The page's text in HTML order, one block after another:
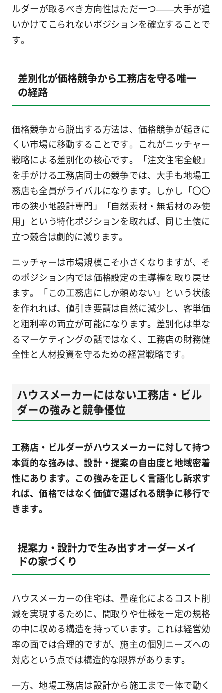
ルダーが取るべき方向性はただ一つ——大手が追
いかけてこられないポジションを確立することで
す。
差別化が価格競争から工務店を守る唯一
の経路
価格競争から脱出する方法は、価格競争が起きに
くい市場に移動することです。これがニッチャー
戦略による差別化の核心です。「注文住宅全般」
を手がける工務店同士の競争では、大手も地場工
務店も全員がライバルになります。しかし「〇〇
市の狭小地設計専門」「自然素材・無垢材のみ使
用」という特化ポジションを取れば、同じ土俵に
立つ競合は劇的に減ります。
ニッチャーは市場規模こそ小さくなりますが、そ
のポジション内では価格設定の主導権を取り戻せ
ます。「この工務店にしか頼めない」という状態
を作れれば、値引き要請は自然に減少し、客単価
と粗利率の両立が可能になります。差別化は単な
るマーケティングの話ではなく、工務店の財務健
全性と人材投資を守るための経営戦略です。
ハウスメーカーにはない工務店・ビル
ダーの強みと競争優位
工務店・ビルダーがハウスメーカーに対して持つ
本質的な強みは、設計・提案の自由度と地域密着
性にあります。この強みを正しく言語化し訴求す
れば、価格ではなく価値で選ばれる競争に移行で
きます。
提案力・設計力で生み出すオーダーメイ
ドの家づくり
ハウスメーカーの住宅は、量産化によるコスト削
減を実現するために、間取りや仕様を一定の規格
の中に収める構造を持っています。これは経営効
率の面では合理的ですが、施主の個別ニーズへの
対応という点では構造的な限界があります。
一方、地場工務店は設計から施工まで一体で動く